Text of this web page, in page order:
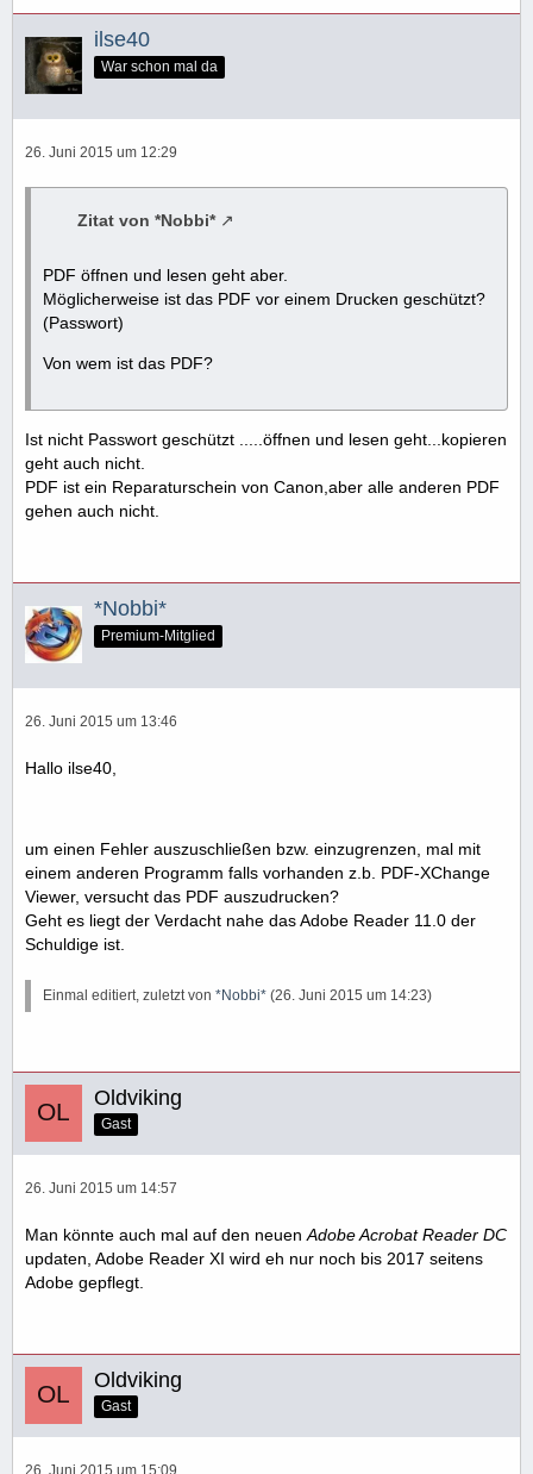
ilse40
War schon mal da
26. Juni 2015 um 12:29
Zitat von *Nobbi*
PDF öffnen und lesen geht aber.
Möglicherweise ist das PDF vor einem Drucken geschützt?
(Passwort)
Von wem ist das PDF?
Ist nicht Passwort geschützt .....öffnen und lesen geht...kopieren
geht auch nicht.
PDF ist ein Reparaturschein von Canon,aber alle anderen PDF
gehen auch nicht.
*Nobbi*
Premium-Mitglied
26. Juni 2015 um 13:46
Hallo ilse40,
um einen Fehler auszuschließen bzw. einzugrenzen, mal mit
einem anderen Programm falls vorhanden z.b. PDF-XChange
Viewer, versucht das PDF auszudrucken?
Geht es liegt der Verdacht nahe das Adobe Reader 11.0 der
Schuldige ist.
Einmal editiert, zuletzt von *Nobbi* (26. Juni 2015 um 14:23)
Oldviking
Gast
26. Juni 2015 um 14:57
Man könnte auch mal auf den neuen Adobe Acrobat Reader DC
updaten, Adobe Reader XI wird eh nur noch bis 2017 seitens
Adobe gepflegt.
Oldviking
Gast
26. Juni 2015 um 15:09